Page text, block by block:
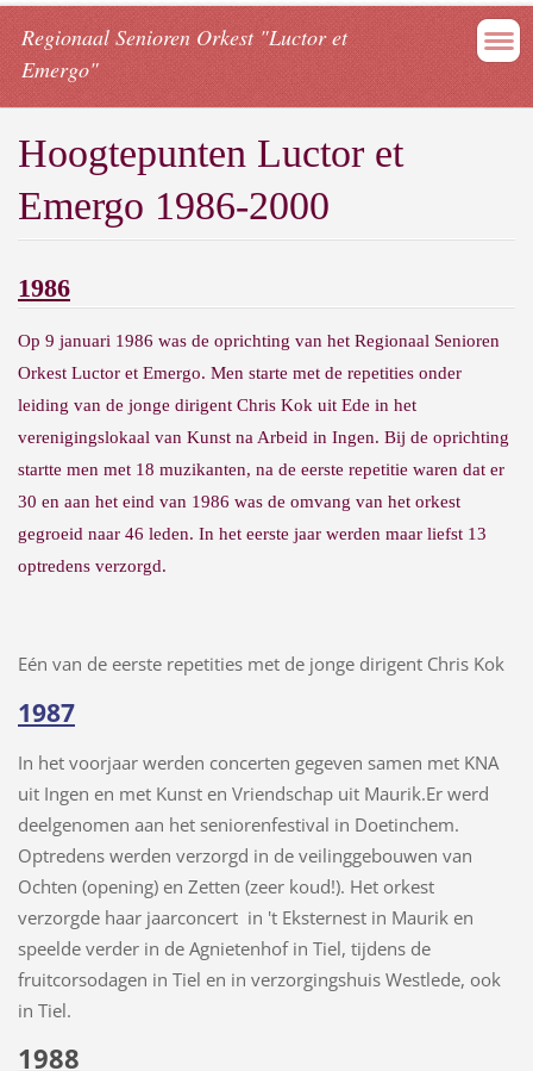
Regionaal Senioren Orkest "Luctor et
Emergo"
Hoogtepunten Luctor et
Emergo 1986-2000
1986
Op 9 januari 1986 was de oprichting van het Regionaal Senioren
Orkest Luctor et Emergo. Men starte met de repetities onder
leiding van de jonge dirigent Chris Kok uit Ede in het
verenigingslokaal van Kunst na Arbeid in Ingen. Bij de oprichting
startte men met 18 muzikanten, na de eerste repetitie waren dat er
30 en aan het eind van 1986 was de omvang van het orkest
gegroeid naar 46 leden. In het eerste jaar werden maar liefst 13
optredens verzorgd.
Eén van de eerste repetities met de jonge dirigent Chris Kok
1987
In het voorjaar werden concerten gegeven samen met KNA
uit Ingen en met Kunst en Vriendschap uit Maurik.Er werd
deelgenomen aan het seniorenfestival in Doetinchem.
Optredens werden verzorgd in de veilinggebouwen van
Ochten (opening) en Zetten (zeer koud!). Het orkest
verzorgde haar jaarconcert in 't Eksternest in Maurik en
speelde verder in de Agnietenhof in Tiel, tijdens de
fruitcorsodagen in Tiel en in verzorgingshuis Westlede, ook
in Tiel.
1988